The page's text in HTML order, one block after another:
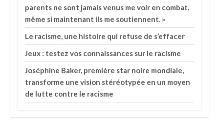
parents ne sont jamais venus me voir en combat,
même si maintenant ils me soutiennent. »
Le racisme, une histoire qui refuse de s’effacer
Jeux : testez vos connaissances sur le racisme
Joséphine Baker, première star noire mondiale,
transforme une vision stéréotypée en un moyen
de lutte contre le racisme